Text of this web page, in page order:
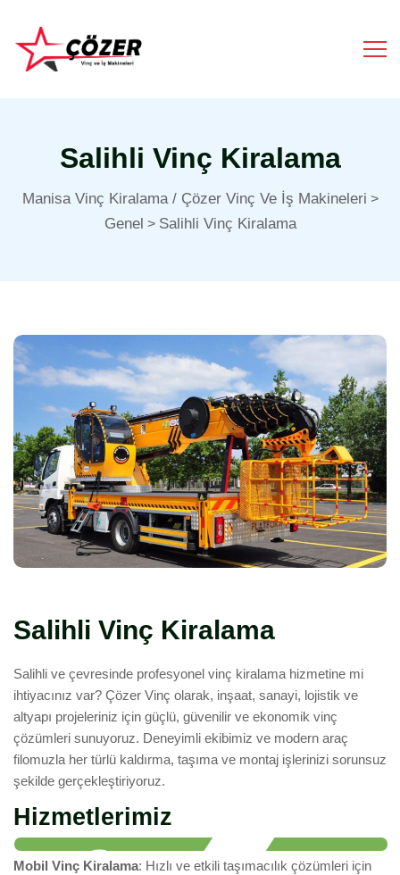
Salihli Vinç Kiralama
Manisa Vinç Kiralama / Çözer Vinç Ve İş Makineleri >
Genel > Salihli Vinç Kiralama
Salihli Vinç Kiralama
Salihli ve çevresinde profesyonel vinç kiralama hizmetine mi
ihtiyacınız var? Çözer Vinç olarak, inşaat, sanayi, lojistik ve
altyapı projeleriniz için güçlü, güvenilir ve ekonomik vinç
çözümleri sunuyoruz. Deneyimli ekibimiz ve modern araç
filomuzla her türlü kaldırma, taşıma ve montaj işlerinizi sorunsuz
şekilde gerçekleştiriyoruz.
Hizmetlerimiz
Mobil Vinç Kiralama: Hızlı ve etkili taşımacılık çözümleri için